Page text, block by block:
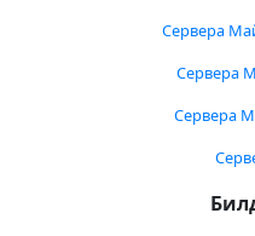
Сервера
Сервера
Сервера